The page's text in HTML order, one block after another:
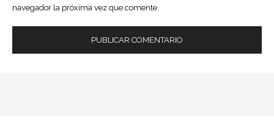
navegador la próxima vez que comente.